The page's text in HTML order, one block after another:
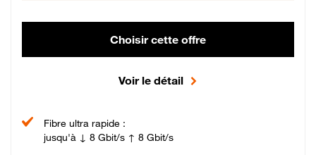
Choisir cette offre
Voir le détail
Fibre ultra rapide :
jusqu'à ↓ 8 Gbit/s ↑ 8 Gbit/s